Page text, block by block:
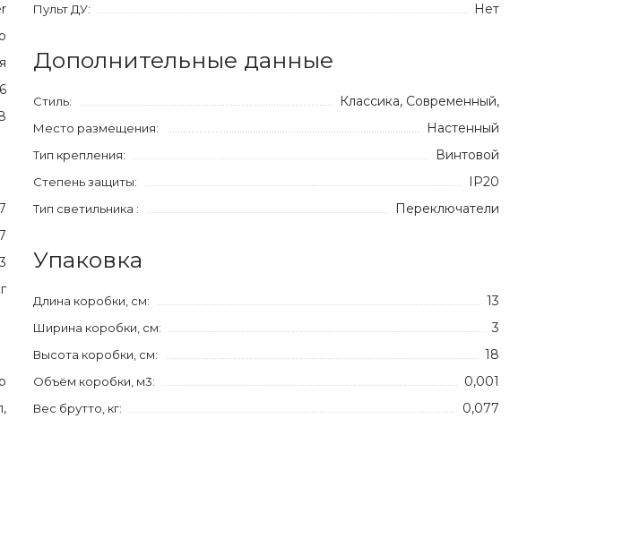
7
7
3
Пульт ДУ: Нет
Дополнительные данные
Стиль: Классика, Современный,
Место размещения: Настенный
Тип крепления: Винтовой
Степень защиты: IP20
Тип светильника : Переключатели
Упаковка
Длина коробки, см: 13
Ширина коробки, см: 3
Высота коробки, см: 18
Объём коробки, м3: 0,001
Вес брутто, кг: 0,077